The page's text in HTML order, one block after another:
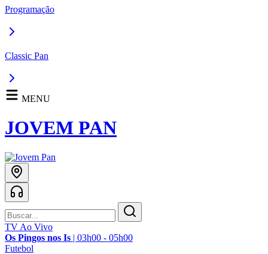
Programação
Classic Pan
MENU
JOVEM PAN
TV Ao Vivo
Os Pingos nos Is | 03h00 - 05h00
Futebol